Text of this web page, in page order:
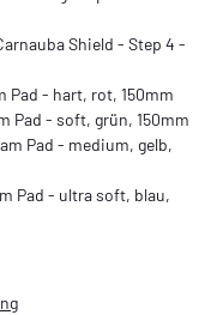
Shield - Step 4 -
Pad - hart, rot, 150mm
Pad - soft, grün, 150mm
Pad - medium, gelb,
Pad - ultra soft, blau,